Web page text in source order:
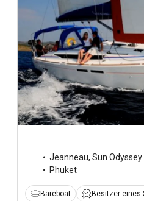
Jeanneau, Sun Odyssey
Phuket
Bareboat Besitzer eines